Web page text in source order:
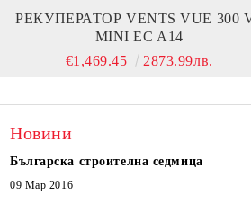
РЕКУПЕРАТОР VENTS VUE 300
MINI EC A14
€1,469.45
2873.99лв.
Новини
Българска строителна седмица
09 Мар 2016